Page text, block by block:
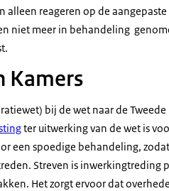
alleen reageren op de
niet meer in behandeling
Kamers
bij de wet naar de
ter uitwerking van de wet is
een spoedige behandeling,
Streven is inwerkingtreding
Het zorgt ervoor dat